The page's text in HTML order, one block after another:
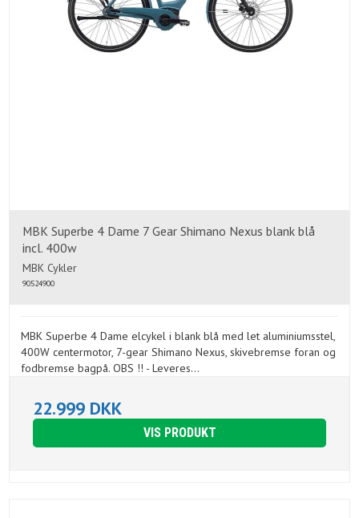
MBK Superbe 4 Dame 7 Gear Shimano Nexus blank blå
incl. 400w
MBK Cykler
90524900
MBK Superbe 4 Dame elcykel i blank blå med let aluminiumsstel,
400W centermotor, 7-gear Shimano Nexus, skivebremse foran og
fodbremse bagpå. OBS !! - Leveres...
22.999 DKK
VIS PRODUKT